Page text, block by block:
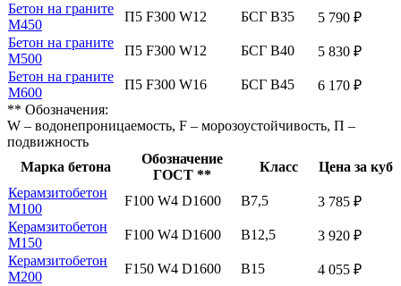
Бетон на граните
М450
П5 F300 W12 БСГ В35
5 790 ₽
Бетон на граните
М500
П5 F300 W12 БСГ В40
5 830 ₽
Бетон на граните
М600
П5 F300 W16 БСГ В45
6 170 ₽
** Обозначения:
W – водонепроницаемость, F – морозоустойчивость, П –
подвижность
Марка бетона
Обозначение
ГОСТ **
Класс
Цена за куб
Керамзитобетон
М100
F100 W4 D1600 В7,5
3 785 ₽
Керамзитобетон
М150
F100 W4 D1600 В12,5
3 920 ₽
Керамзитобетон
М200
F150 W4 D1600 В15
4 055 ₽